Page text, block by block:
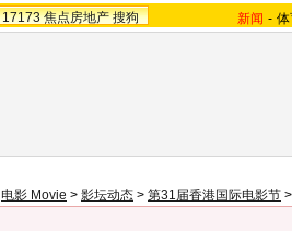
17173 焦点房地产 搜狗 新闻 -
电影 Movie > 影坛动态 > 第31届香港国际电影节